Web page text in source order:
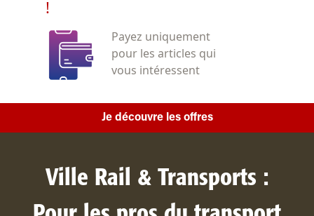
!
Payez uniquement
pour les articles qui
vous intéressent
Je découvre les offres
Ville Rail & Transports :